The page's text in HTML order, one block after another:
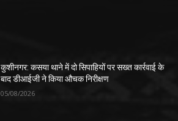
कुशीनगर: कसया थाने में दो सिपाहियों पर सख्त कार्रवाई के
बाद डीआईजी ने किया औचक निरीक्षण
05/08/2026